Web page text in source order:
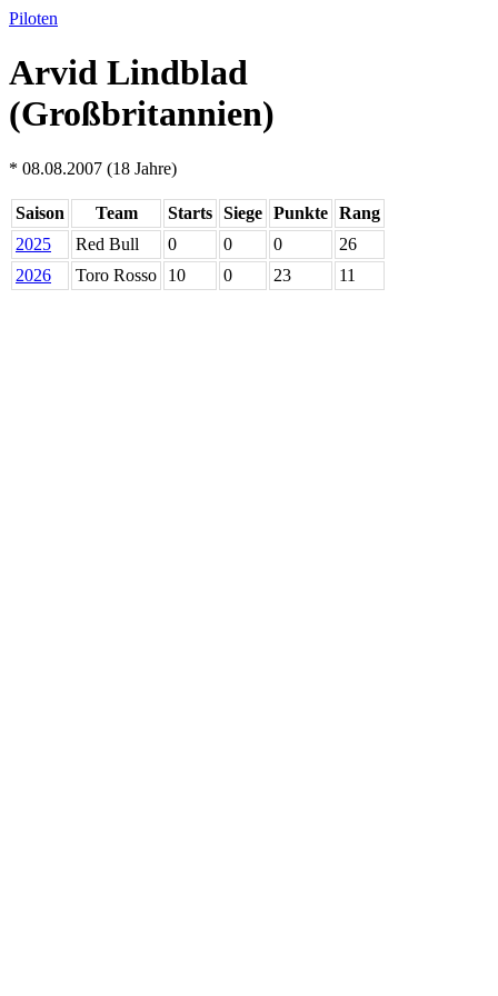
Piloten
Arvid Lindblad
(Großbritannien)
* 08.08.2007 (18 Jahre)
Saison Team Starts Siege Punkte Rang
2025
Red Bull 0 0 0
26
2026
Toro Rosso 10 0 23 11